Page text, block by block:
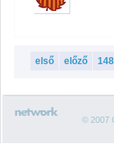
első előző 148
© 2007